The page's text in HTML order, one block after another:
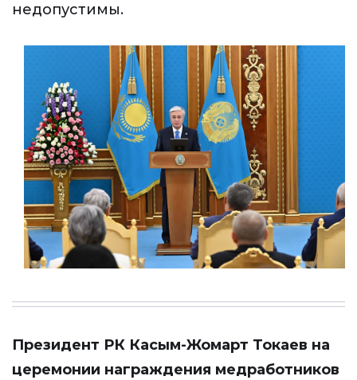
недопустимы.
Президент РК Касым-Жомарт Токаев на
церемонии награждения медработников